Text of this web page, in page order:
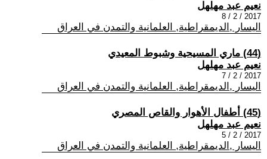
نعيم عبد مهلهل
2017 / 2 / 8
اليسار ,الديمقراطية, العلمانية والتمدن في العراق
(44) ماري المسيحية وشبوط المعيدي
نعيم عبد مهلهل
2017 / 2 / 7
اليسار ,الديمقراطية, العلمانية والتمدن في العراق
(45) أطفال الأهوار والقاص المصري
نعيم عبد مهلهل
2017 / 2 / 5
اليسار ,الديمقراطية, العلمانية والتمدن في العراق